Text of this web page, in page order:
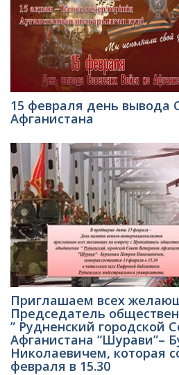
15 февраля день вывода
Афганистана
Приглашаем всех
Председатель
” Рудненский городской
Афганистана “Шурави”–
Николаевичем, которая
февраля в 15.30